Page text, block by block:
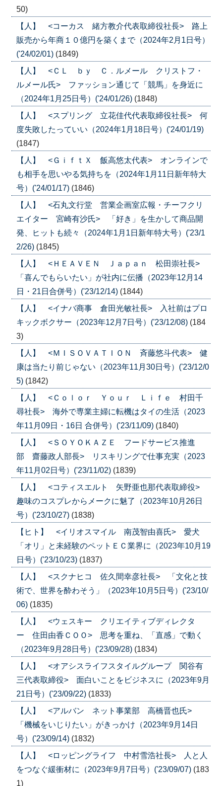
50)
【人】 <コーカス 緒方教介代表取締役社長> 路上
販売から年商１０億円を築くまで（2024年2月1日号）
('24/02/01) (1849)
【人】 <ＣＬ ｂｙ Ｃ．ルメール クリストフ・
ルメール氏> ファッション通じて「競馬」を身近に
（2024年1月25日号）('24/01/26) (1848)
【人】 <スプリング 立花佳代代表取締役社長> 何
度失敗したっていい（2024年1月18日号）('24/01/19)
(1847)
【人】 <ＧｉｆｔＸ 飯高悠太代表> オンラインで
も相手を思いやる気持ちを（2024年1月11日新年特大
号）('24/01/17) (1846)
【人】 <石丸文行堂 営業企画室広報・チーフクリ
エイター 宮崎有沙氏> 「好き」を生かして商品開
発、ヒットも続々（2024年1月1日新年特大号）('23/1
2/26) (1845)
【人】 <ＨＥＡＶＥＮ Ｊａｐａｎ 松田崇社長>
「喜んでもらいたい」が社内に伝播（2023年12月14
日・21日合併号）('23/12/14) (1844)
【人】 <イナバ商事 倉田光敏社長> 入社前はプロ
キックボクサー（2023年12月7日号）('23/12/08) (184
3)
【人】 <ＭＩＳＯＶＡＴＩＯＮ 斉藤悠斗代表> 健
康は当たり前じゃない（2023年11月30日号）('23/12/0
5) (1842)
【人】 <Ｃｏｌｏｒ Ｙｏｕｒ Ｌｉｆｅ 村田千
尋社長> 海外で専業主婦に転機はタイの生活（2023
年11月09日・16日 合併号）('23/11/09) (1840)
【人】 <ＳＯＹＯＫＡＺＥ フードサービス推進
部 齋藤政人部長> リスキリングで仕事充実（2023
年11月02日号）('23/11/02) (1839)
【人】 <コティスエルト 矢野亜也那代表取締役>
趣味のコスプレからメークに魅了（2023年10月26日
号）('23/10/27) (1838)
【ヒト】 <イリオスマイル 南茂智由喜氏> 愛犬
「オリ」と未経験のペットＥＣ業界に（2023年10月19
日号）('23/10/23) (1837)
【人】 <スクナヒコ 佐久間幸彦社長> 「文化と技
術で、世界を酔わそう」（2023年10月5日号）('23/10/
06) (1835)
【人】 <ウェスキー クリエイティブディレクタ
ー 住田由香ＣＯＯ> 思考を重ね、「直感」で動く
（2023年9月28日号）('23/09/28) (1834)
【人】 <オアシスライフスタイルグループ 関谷有
三代表取締役> 面白いことをビジネスに（2023年9月
21日号）('23/09/22) (1833)
【人】 <アルバン ネット事業部 高橋晋也氏>
「機械をいじりたい」がきっかけ（2023年9月14日
号）('23/09/14) (1832)
【人】 <ロッピングライフ 中村雪浩社長> 人と人
をつなぐ緩衝材に（2023年9月7日号）('23/09/07) (183
1)